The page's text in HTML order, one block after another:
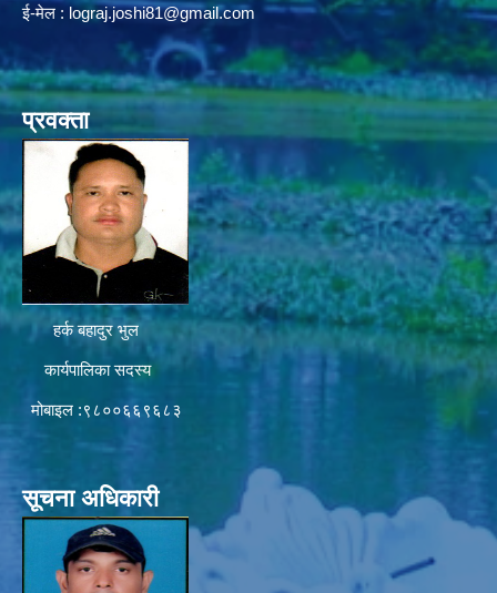
ई-मेल : lograj.joshi81@gmail.com
प्रवक्ता
हर्क बहादुर भुल
कार्यपालिका सदस्य
मोबाइल :९८००६६९६८३
सूचना अधिकारी